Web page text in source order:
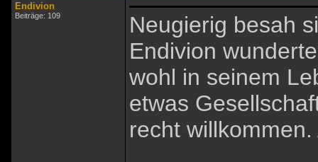
Endivion
Beiträge: 109
Neugierig besah
Endivion
wohl in seinem
etwas
recht